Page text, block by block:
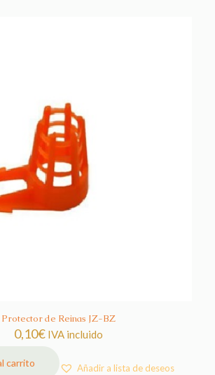
Protector de Reinas JZ-BZ
0,10€ IVA incluido
carrito Añadir a lista de deseos